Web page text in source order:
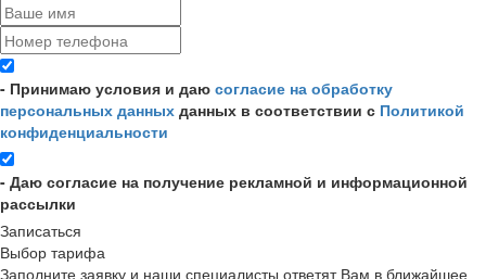
- Принимаю условия и даю согласие на обработку
персональных данных данных в соответствии с Политикой
конфиденциальности
- Даю согласие на получение рекламной и информационной
рассылки
Записаться
Выбор тарифа
Заполните заявку и наши специалисты ответят Вам в ближайшее